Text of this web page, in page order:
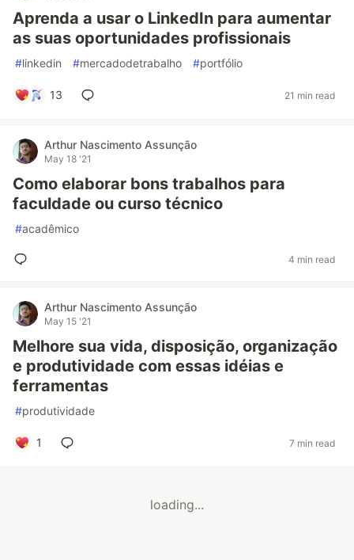
Aprenda a usar o LinkedIn para aumentar
as suas oportunidades profissionais
#linkedin #mercadodetrabalho #portfólio
13 21 min read
Arthur Nascimento Assunção
May 18 '21
Como elaborar bons trabalhos para
faculdade ou curso técnico
#acadêmico
4 min read
Arthur Nascimento Assunção
May 15 '21
Melhore sua vida, disposição, organização
e produtividade com essas idéias e
ferramentas
#produtividade
1 7 min read
loading...